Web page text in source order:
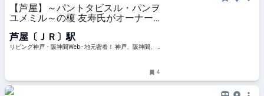
【芦屋】～パントタビスル・パンヲ
ユメミル～の榎 友寿氏がオーナー
ルジュ」
芦屋〔ＪＲ〕駅
リビング神戸・阪神間Web - 地元密着！ 神戸、阪神間、
4